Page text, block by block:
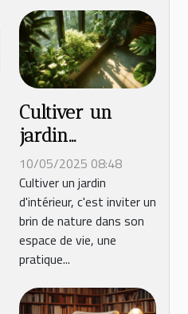
Cultiver un
jardin
d'intérieur en
appartement
secrets pour un
écosystème
miniature
10/05/2025 08:48
Cultiver un jardin
d'intérieur, c'est inviter un
brin de nature dans son
espace de vie, une
pratique...